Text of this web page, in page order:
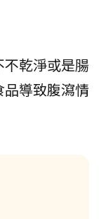
乾淨或是腸
導致腹瀉情